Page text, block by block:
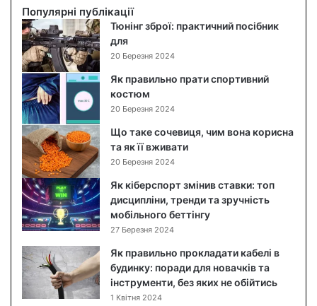
и
й
с
а
л
а
т
:
п
о
к
р
о
к
о
в
и
й
р
е
Популярні публікації
Тюнінг зброї: практичний посібник
для
20 Березня 2024
Як правильно прати спортивний
костюм
20 Березня 2024
Що таке сочевиця, чим вона корисна
та як її вживати
20 Березня 2024
Як кіберспорт змінив ставки: топ
дисципліни, тренди та зручність
мобільного беттінгу
27 Березня 2024
Як правильно прокладати кабелі в
будинку: поради для новачків та
інструменти, без яких не обійтись
1 Квітня 2024